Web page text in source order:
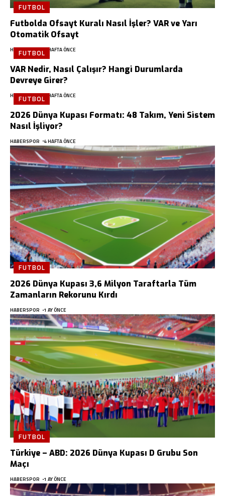
FUTBOL
Futbolda Ofsayt Kuralı Nasıl İşler? VAR ve Yarı
Otomatik Ofsayt
HABERSPOR 4 HAFTA ÖNCE
FUTBOL
VAR Nedir, Nasıl Çalışır? Hangi Durumlarda
Devreye Girer?
HABERSPOR 4 HAFTA ÖNCE
FUTBOL
2026 Dünya Kupası Formatı: 48 Takım, Yeni Sistem
Nasıl İşliyor?
HABERSPOR 4 HAFTA ÖNCE
FUTBOL
2026 Dünya Kupası 3,6 Milyon Taraftarla Tüm
Zamanların Rekorunu Kırdı
HABERSPOR 1 AY ÖNCE
FUTBOL
Türkiye – ABD: 2026 Dünya Kupası D Grubu Son
Maçı
HABERSPOR 1 AY ÖNCE